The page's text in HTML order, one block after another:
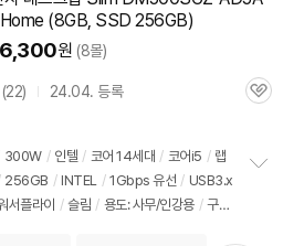
(8GB, SSD 256GB)
원 (8몰)
(상
뷰
22) 24.04. 등록
관
300W / 인텔 / 코어 14세대 / 코어i5 / 랩
256GB / INTEL / 1Gbps 유선 / USB3.x
서플라이 / 슬림 / 용도: 사무/인강용 / 구성